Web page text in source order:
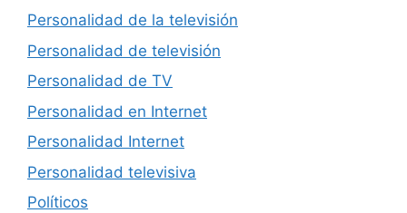
Personalidad de la televisión
Personalidad de televisión
Personalidad de TV
Personalidad en Internet
Personalidad Internet
Personalidad televisiva
Políticos